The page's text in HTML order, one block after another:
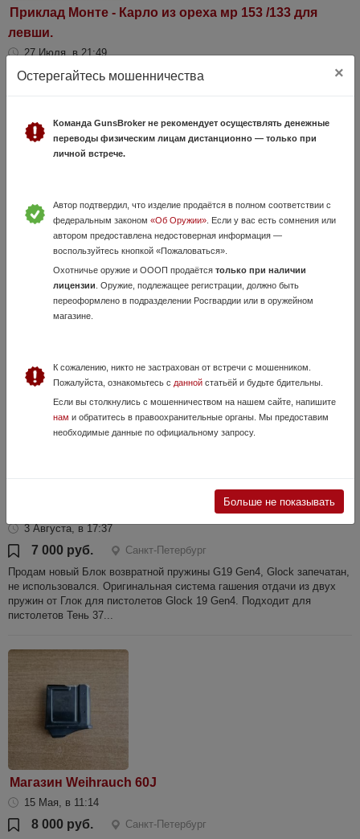
Приклад Монте - Карло из ореха мр 153 /133 для
левши.
27 Июля, в 21:49
6 000 руб.
Санкт-Петербург
Красивая ложа blaser r93
14 Июля, в 23:42
300 000 руб.
Продам возвратный механизм Glock 19 gen 4
3 Августа, в 17:37
7 000 руб.
Санкт-Петербург
Продам новый Блок возвратной пружины G19 Gen4, Glock запечатан,
не использовался. Оригинальная система гашения отдачи из двух
пружин от Глок для пистолетов Glock 19 Gen4. Подходит для
пистолетов Тень 37...
Магазин Weihrauch 60J
15 Мая, в 11:14
8 000 руб.
Санкт-Петербург
Остерегайтесь мошенничества ×
Команда GunsBroker не рекомендует осуществлять денежные
переводы физическим лицам дистанционно — только при
личной встрече.
Автор подтвердил, что изделие продаётся в полном соответствии с
федеральным законом «Об Оружии». Если у вас есть сомнения или
автором предоставлена недостоверная информация —
воспользуйтесь кнопкой «Пожаловаться».
Охотничье оружие и ОООП продаётся только при наличии
лицензии . Оружие, подлежащее регистрации, должно быть
переоформлено в подразделении Росгвардии или в оружейном
магазине.
К сожалению, никто не застрахован от встречи с мошенником.
Пожалуйста, ознакомьтесь с даннойстатьёй и будьте бдительны.
Если вы столкнулись с мошенничеством на нашем сайте, напишите
нам и обратитесь в правоохранительные органы. Мы предоставим
необходимые данные по официальному запросу.
Больше не показывать